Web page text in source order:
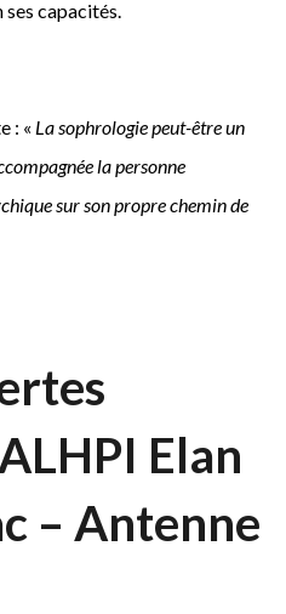
ses capacités.
: « La sophrologie peut-être un
la personne
sur son propre chemin de
Elan
– Antenne